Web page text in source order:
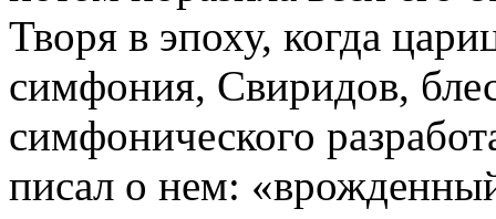
Творя в эпоху, когда
симфония, Свиридов,
симфонического
писал о нем: